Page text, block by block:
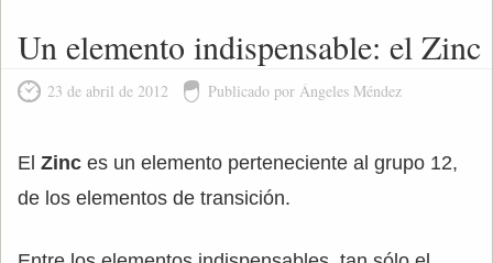
Un elemento indispensable: el Zinc
23 de abril de 2012 Publicado por Ángeles Méndez
El Zinc es un elemento perteneciente al grupo 12,
de los elementos de transición.